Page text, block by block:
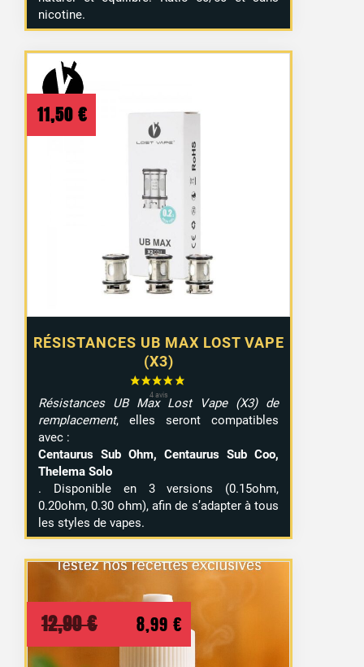
nicotine.
RÉSISTANCES UB MAX LOST VAPE
(X3)
11,50 €
Résistances UB Max Lost Vape (X3) de
remplacement, elles seront compatibles
avec :
Centaurus Sub Ohm, Centaurus Sub Coo,
Thelema Solo
. Disponible en 3 versions (0.15ohm,
0.20ohm, 0.30 ohm), afin de s’adapter à tous
les styles de vapes.
12,90€
Le
prix
8,99 €
Le
prix